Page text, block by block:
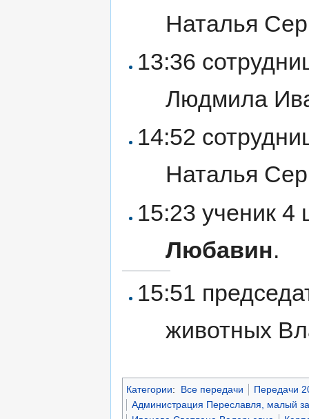
Наталья
13:36
Людмила
14:52
Наталья
15:23 ученик
Любавин.
15:51
животных
Категории: Все передачи
Передачи
Администрация Переславля, малый